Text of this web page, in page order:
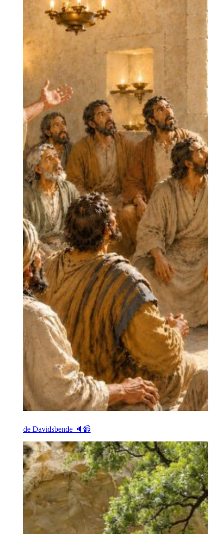
de Davidsbende 🔈📹